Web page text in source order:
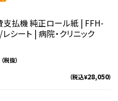
支払機 純正ロール紙 | FFH-
シート | 病院・クリニック
（税抜）
（税込¥28,050）